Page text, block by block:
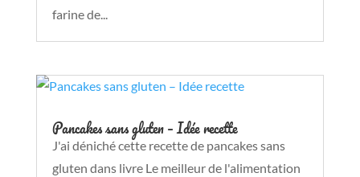
farine de...
Pancakes sans gluten – Idée recette
J'ai déniché cette recette de pancakes sans
gluten dans livre Le meilleur de l'alimentation